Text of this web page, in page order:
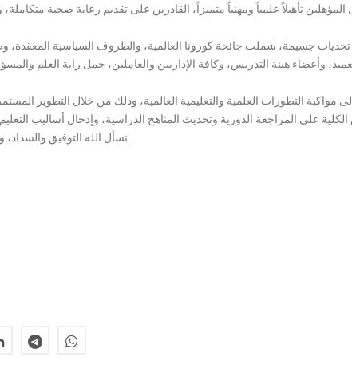
تأهيلاً علمياً ومهنياً متميزاً، القادرين على تقديم رعاية صحية
تحديات جسيمة، شملت جائحة كورونا العالمية، والظروف السياسية
وأعضاء هيئة التدريس، وكافة الإداريين والعاملين، حمل راية العلم
مواكبة التطورات العلمية والتعليمية العالمية، وذلك من خلال التطوير